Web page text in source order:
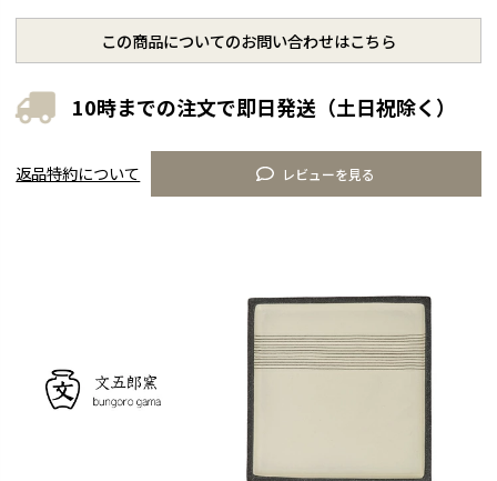
10時までの注文で即日発送（土日祝除く）
この商品についてのお問い合わせはこちら
レビューを見る
返品特約について